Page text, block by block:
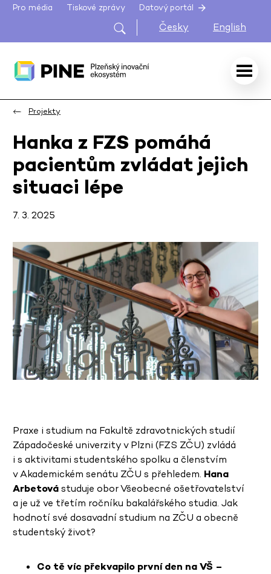
Pro média Tiskové zprávy Datový portál
Česky English
Projekty
Hanka z FZS pomáhá
pacientům zvládat jejich
situaci lépe
7. 3. 2025
Praxe i studium na Fakultě zdravotnických studií
Západočeské univerzity v Plzni (FZS ZČU) zvládá
i s aktivitami studentského spolku a členstvím
v Akademickém senátu ZČU s přehledem. Hana
Arbetovástuduje obor Všeobecné ošetřovatelství
a je už ve třetím ročníku bakalářského studia. Jak
hodnotí své dosavadní studium na ZČU a obecně
studentský život?
Co tě víc překvapilo první den na VŠ –